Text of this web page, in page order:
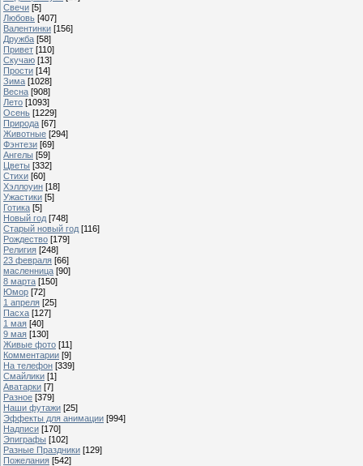
Свечи [5]
Любовь [407]
Валентинки [156]
Дружба [58]
Привет [110]
Скучаю [13]
Прости [14]
Зима [1028]
Весна [908]
Лето [1093]
Осень [1229]
Природа [67]
Животные [294]
Фэнтези [69]
Ангелы [59]
Цветы [332]
Стихи [60]
Хэллоуин [18]
Ужастики [5]
Готика [5]
Новый год [748]
Старый новый год [116]
Рождество [179]
Религия [248]
23 февраля [66]
масленница [90]
8 марта [150]
Юмор [72]
1 апреля [25]
Пасха [127]
1 мая [40]
9 мая [130]
Живые фото [11]
Комментарии [9]
На телефон [339]
Смайлики [1]
Аватарки [7]
Разное [379]
Наши футажи [25]
Эффекты для анимации [994]
Надписи [170]
Эпиграфы [102]
Разные Праздники [129]
Пожелания [542]